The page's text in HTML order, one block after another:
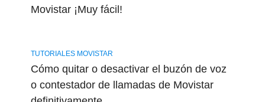
Movistar ¡Muy fácil!
TUTORIALES MOVISTAR
Cómo quitar o desactivar el buzón de voz
o contestador de llamadas de Movistar